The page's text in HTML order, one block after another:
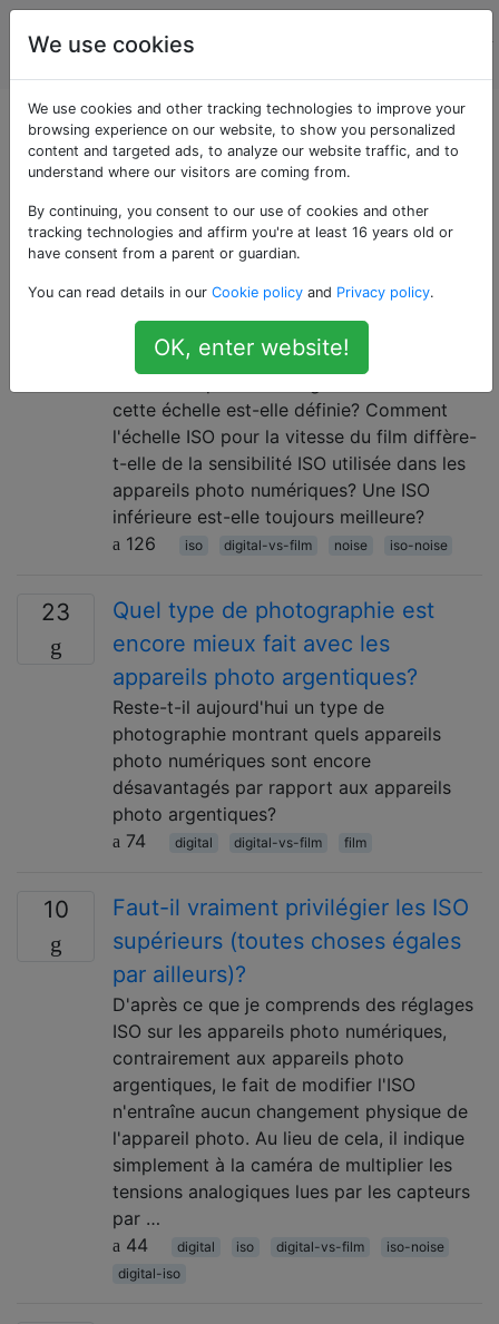
La
photographie
Questions marquées
«digital-vs-film»
Comparaison de divers aspects de la photographie
Qu'est-ce que «ISO» sur un
appareil photo numérique?
cette échelle est-elle définie? Comment
l'échelle ISO pour la vitesse du film diffère-
t-elle de la sensibilité ISO utilisée dans les
appareils photo numériques? Une ISO
inférieure est-elle toujours meilleure?
126
iso digital-vs-film noise iso-noise
23
Quel type de photographie est
encore mieux fait avec les
appareils photo argentiques?
Reste-t-il aujourd'hui un type de
photographie montrant quels appareils
photo numériques sont encore
désavantagés par rapport aux appareils
photo argentiques?
74
digital digital-vs-film film
10
Faut-il vraiment privilégier les ISO
supérieurs (toutes choses égales
par ailleurs)?
D'après ce que je comprends des réglages
ISO sur les appareils photo numériques,
contrairement aux appareils photo
argentiques, le fait de modifier l'ISO
n'entraîne aucun changement physique de
l'appareil photo. Au lieu de cela, il indique
simplement à la caméra de multiplier les
tensions analogiques lues par les capteurs
par …
44
digital iso digital-vs-film
iso-noise
digital-iso
We use cookies
We use cookies and other tracking technologies to improve your
browsing experience on our website, to show you personalized
content and targeted ads, to analyze our website traffic, and to
understand where our visitors are coming from.
By continuing, you consent to our use of cookies and other
tracking technologies and affirm you're at least 16 years old or
have consent from a parent or guardian.
You can read details in our Cookie policy and Privacy policy.
OK, enter website!